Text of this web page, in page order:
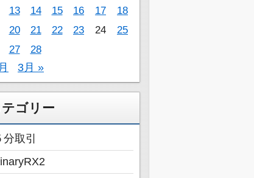
13 14 15 16 17
18
20 21 22 23 24
25
27 28
3月 »
テゴリー
分取引